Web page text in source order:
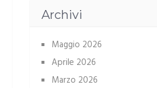
Archivi
Maggio 2026
Aprile 2026
Marzo 2026